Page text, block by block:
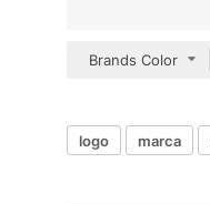
Brands Color
logo marca